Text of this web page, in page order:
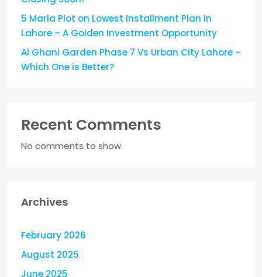
5 Marla Plot on Lowest Installment Plan in
Lahore – A Golden Investment Opportunity
Al Ghani Garden Phase 7 Vs Urban City Lahore –
Which One is Better?
Recent Comments
No comments to show.
Archives
February 2026
August 2025
June 2025